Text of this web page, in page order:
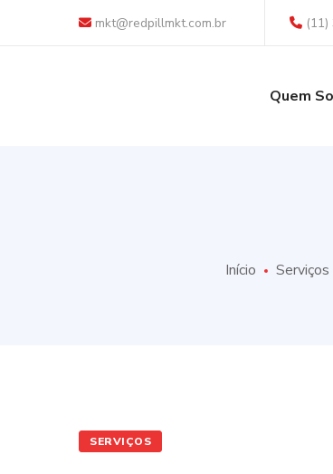
mkt@redpillmkt.com.br
Quem
Início Serviços
SERVIÇOS